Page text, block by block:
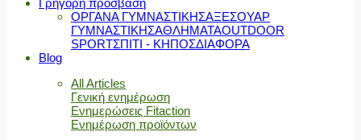
Γρήγορη πρόσβαση
ΟΡΓΑΝΑ ΓΥΜΝΑΣΤΙΚΗΣΑΞΕΣΟΥΑΡ
ΓΥΜΝΑΣΤΙΚΗΣΑΘΛΗΜΑΤΑOUTDOOR
SPORTΣΠΙΤΙ - ΚΗΠΟΣΔΙΑΦΟΡΑ
Blog
All Articles
Γενική ενημέρωση
Ενημερώσεις Fitaction
Ενημέρωση προϊόντων